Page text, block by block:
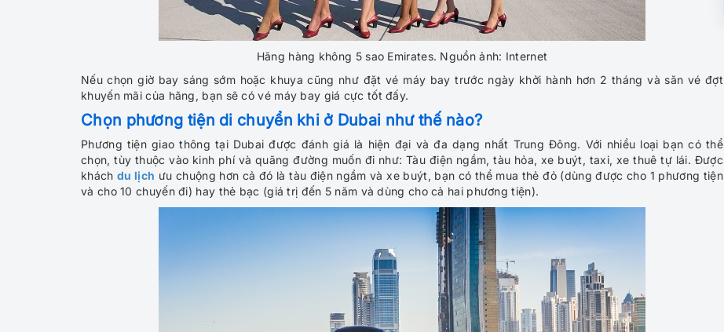
Hãng hàng không 5 sao Emirates. Nguồn ảnh: Internet
Nếu chọn giờ bay sáng sớm hoặc khuya cũng như đặt vé máy bay trước ngày khởi hành hơn 2 tháng và săn vé đợt
khuyến mãi của hãng, bạn sẽ có vé máy bay giá cực tốt đấy.
Chọn phương tiện di chuyển khi ở Dubai như thế nào?
Phương tiện giao thông tại Dubai được đánh giá là hiện đại và đa dạng nhất Trung Đông. Với nhiều loại bạn có thể
chọn, tùy thuộc vào kinh phí và quãng đường muốn đi như: Tàu điện ngầm, tàu hỏa, xe buýt, taxi, xe thuê tự lái. Được
kháchdu lịch ưu chuộng hơn cả đó là tàu điện ngầm và xe buýt, bạn có thể mua thẻ đỏ (dùng được cho 1 phương tiện
và cho 10 chuyến đi) hay thẻ bạc (giá trị đến 5 năm và dùng cho cả hai phương tiện).